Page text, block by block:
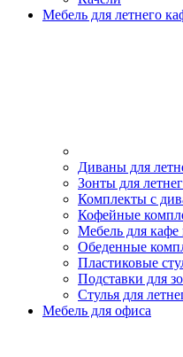
Мебель для летнего
Диваны для
Зонты для
Комплекты с
Кофейные
Мебель для кафе
Обеденные
Пластиковые
Подставки для
Стулья для
Мебель для офиса